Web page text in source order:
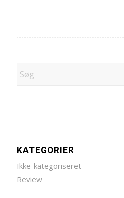
KATEGORIER
Ikke-kategoriseret
Review